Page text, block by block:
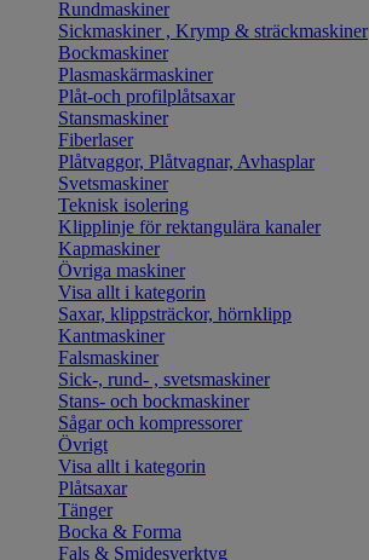
Rundmaskiner
Sickmaskiner , Krymp & sträckmaskiner
Bockmaskiner
Plasmaskärmaskiner
Plåt-och profilplåtsaxar
Stansmaskiner
Fiberlaser
Plåtvaggor, Plåtvagnar, Avhasplar
Svetsmaskiner
Teknisk isolering
Klipplinje för rektangulära kanaler
Kapmaskiner
Övriga maskiner
Visa allt i kategorin
Saxar, klippsträckor, hörnklipp
Kantmaskiner
Falsmaskiner
Sick-, rund- , svetsmaskiner
Stans- och bockmaskiner
Sågar och kompressorer
Övrigt
Visa allt i kategorin
Plåtsaxar
Tänger
Bocka & Forma
Fals & Smidesverktyg